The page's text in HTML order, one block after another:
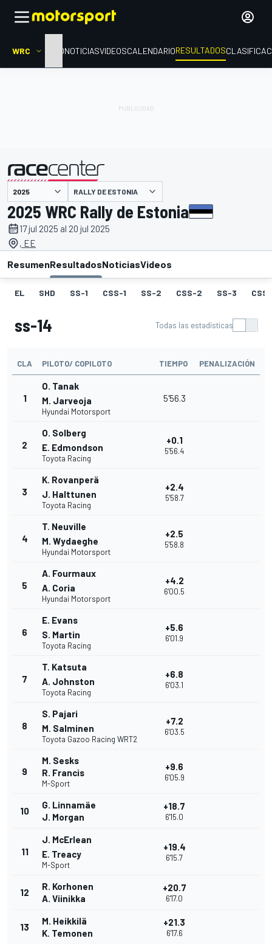
WRC INICIONOTICIASVIDEOSCALENDARIORESULTADOS
presentado por RALLY DE ESTONIA
2025 WRC Rally de Estonia
17 jul 2025 al 20 jul 2025
, EE
ResumenResultadosNoticiasVideos
EL SHD SS-1 CSS-1 SS-2 CSS-2 SS-3
ss-14 Todas las estadísticas
CLA PILOTO/ COPILOTO TIEMPO PENALIZACIÓN
1
O. Tanak
M. Jarveoja
Hyundai Motorsport
5'56.3
2
O. Solberg
E. Edmondson
Toyota Racing
+0.1
5'56.4
3
K. Rovanperä
J. Halttunen
Toyota Racing
+2.4
5'58.7
4
T. Neuville
M. Wydaeghe
Hyundai Motorsport
+2.5
5'58.8
5
A. Fourmaux
A. Coria
Hyundai Motorsport
+4.2
6'00.5
6
E. Evans
S. Martin
Toyota Racing
+5.6
6'01.9
7
T. Katsuta
A. Johnston
Toyota Racing
+6.8
6'03.1
8
S. Pajari
M. Salminen
Toyota Gazoo Racing WRT2
+7.2
6'03.5
9
M. Sesks
R. Francis
M-Sport
+9.6
6'05.9
10
G. Linnamäe
J. Morgan
+18.7
6'15.0
11
J. McErlean
E. Treacy
M-Sport
+19.4
6'15.7
12
R. Korhonen
A. Viinikka
+20.7
6'17.0
13
M. Heikkilä
K. Temonen
+21.3
6'17.6